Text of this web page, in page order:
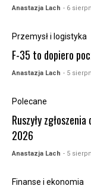
Anastazja Lach - 6
Przemysł i logistyka
F-35 to dopiero
Anastazja Lach - 5
Polecane
Ruszyły
2026
Anastazja Lach - 5
Finanse i ekonomia